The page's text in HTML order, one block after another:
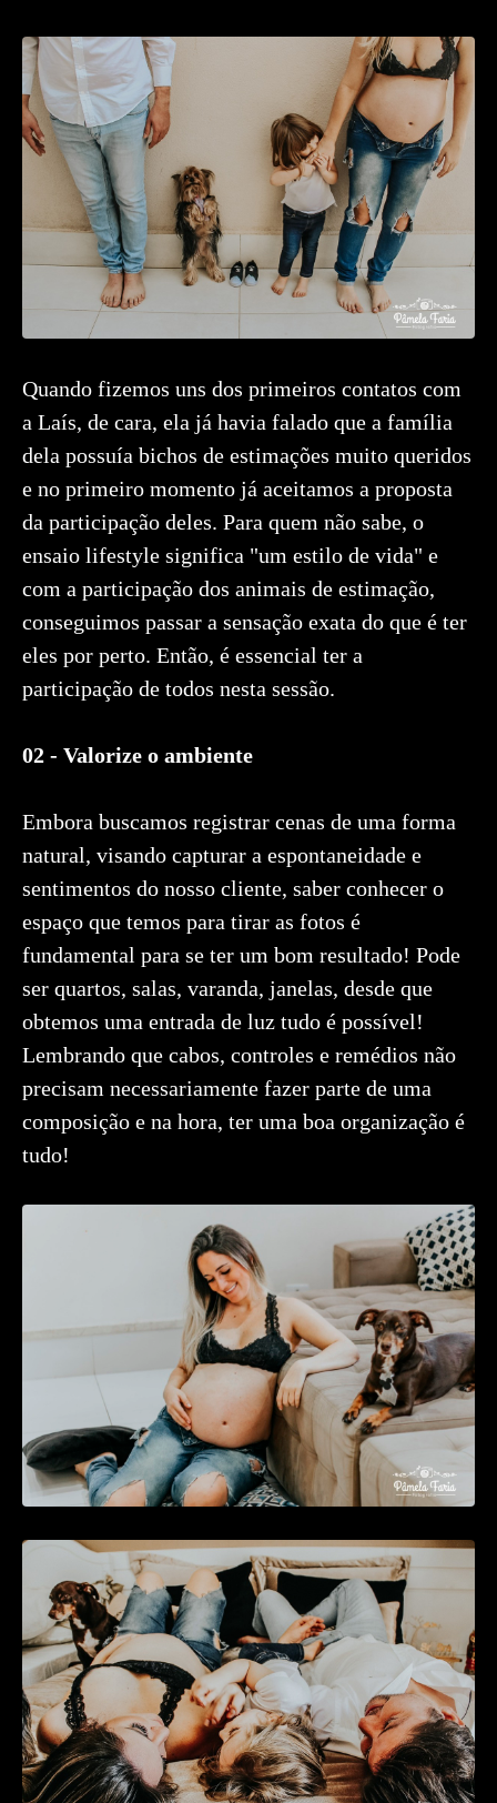
Quando fizemos uns dos primeiros contatos com
a Laís, de cara, ela já havia falado que a família
dela possuía bichos de estimações muito queridos
e no primeiro momento já aceitamos a proposta
da participação deles. Para quem não sabe, o
ensaio lifestyle significa "um estilo de vida" e
com a participação dos animais de estimação,
conseguimos passar a sensação exata do que é ter
eles por perto. Então, é essencial ter a
participação de todos nesta sessão.
02 - Valorize o ambiente
Embora buscamos registrar cenas de uma forma
natural, visando capturar a espontaneidade e
sentimentos do nosso cliente, saber conhecer o
espaço que temos para tirar as fotos é
fundamental para se ter um bom resultado! Pode
ser quartos, salas, varanda, janelas, desde que
obtemos uma entrada de luz tudo é possível!
Lembrando que cabos, controles e remédios não
precisam necessariamente fazer parte de uma
composição e na hora, ter uma boa organização é
tudo!